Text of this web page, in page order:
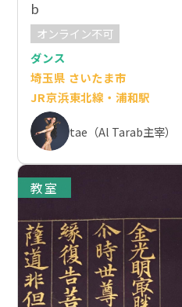
b
オンライン不可
ダンス
埼玉県 さいたま市
JR京浜東北線・浦和駅
tae（Al Tarab主宰）
教室